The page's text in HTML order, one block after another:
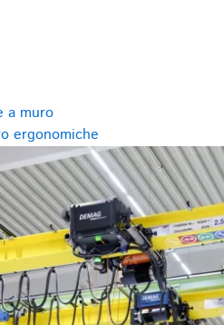
a muro
ergonomiche